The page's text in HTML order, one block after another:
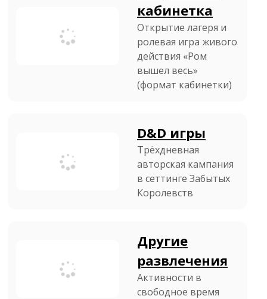
кабинетка
Открытие лагеря и
ролевая игра живого
действия «Ром
вышел весь»
(формат кабинетки)
D&D игры
Трёхдневная
авторская кампания
в сеттинге Забытых
Королевств
Другие
развлечения
Активности в
свободное время